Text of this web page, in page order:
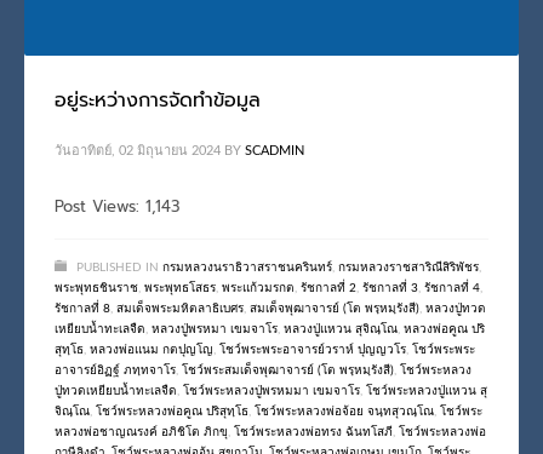
อยู่ระหว่างการจัดทำข้อมูล
วันอาทิตย์, 02 มิถุนายน 2024 BY SCADMIN
Post Views: 1,143
PUBLISHED IN กรมหลวงนราธิวาสราชนครินทร์, กรมหลวงราชสาริณีสิริพัชร,
พระพุทธชินราช, พระพุทธโสธร, พระแก้วมรกต , รัชกาลที่ 2, รัชกาลที่ 3, รัชกาลที่ 4,
รัชกาลที่ 8, สมเด็จพระมหิตลาธิเบศร, สมเด็จพุฒาจารย์ (โต พรฺหมฺรังสี), หลวงปู่ทวด
เหยียบน้ำทะเลจืด , หลวงปู่พรหมา เขมจาโร, หลวงปู่แหวน สุจิณฺโณ, หลวงพ่อคูณ ปริ
สุทฺโธ, หลวงพ่อแนม กตปุญโญ , โชว์พระพระอาจารย์วราห์ ปุญญวโร, โชว์พระพระ
อาจารย์อิฏฐ์ ภทฺทจาโร, โชว์พระสมเด็จพุฒาจารย์ (โต พรฺหมฺรังสี), โชว์พระหลวง
ปู่ทวดเหยียบน้ำทะเลจืด , โชว์พระหลวงปู่พรหมมา เขมจาโร, โชว์พระหลวงปู่แหวน สุ
จิณฺโณ, โชว์พระหลวงพ่อคูณ ปริสุทฺโธ, โชว์พระหลวงพ่อจ้อย จนฺทสุวณฺโณ, โชว์พระ
หลวงพ่อชาญณรงค์ อภิชิโต ภิกขุ , โชว์พระหลวงพ่อทรง ฉันทโสภี , โชว์พระหลวงพ่อ